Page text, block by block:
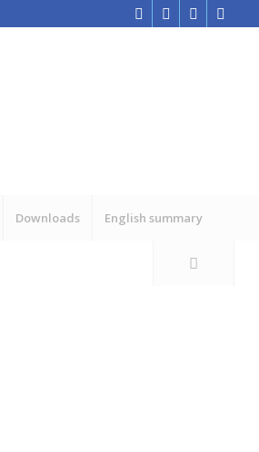
Downloads English summary